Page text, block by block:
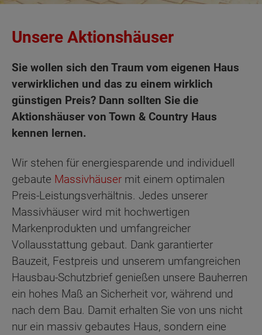
Unsere Aktionshäuser
Sie wollen sich den Traum vom eigenen Haus
verwirklichen und das zu einem wirklich
günstigen Preis? Dann sollten Sie die
Aktionshäuser von Town & Country Haus
kennen lernen.
Wir stehen für energiesparende und individuell
gebaute Massivhäuser mit einem optimalen
Preis-Leistungsverhältnis. Jedes unserer
Massivhäuser wird mit hochwertigen
Markenprodukten und umfangreicher
Vollausstattung gebaut. Dank garantierter
Bauzeit, Festpreis und unserem umfangreichen
Hausbau-Schutzbrief genießen unsere Bauherren
ein hohes Maß an Sicherheit vor, während und
nach dem Bau. Damit erhalten Sie von uns nicht
nur ein massiv gebautes Haus, sondern eine